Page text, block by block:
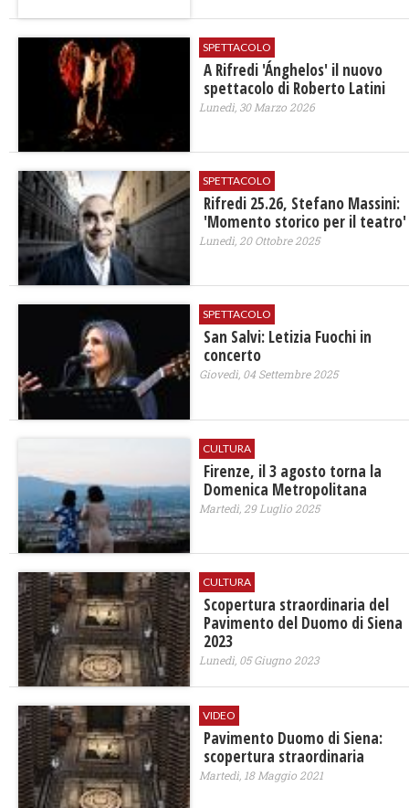
SPETTACOLO
A Rifredi 'Ánghelos' il nuovo
spettacolo di Roberto Latini
Lunedì, 30 Marzo 2026
SPETTACOLO
Rifredi 25.26, Stefano Massini:
'Momento storico per il teatro'
Lunedì, 20 Ottobre 2025
SPETTACOLO
San Salvi: Letizia Fuochi in
concerto
Giovedì, 04 Settembre 2025
CULTURA
Firenze, il 3 agosto torna la
Domenica Metropolitana
Martedì, 29 Luglio 2025
CULTURA
Scopertura straordinaria del
Pavimento del Duomo di Siena
2023
Lunedì, 05 Giugno 2023
VIDEO
Pavimento Duomo di Siena:
scopertura straordinaria
Martedì, 18 Maggio 2021